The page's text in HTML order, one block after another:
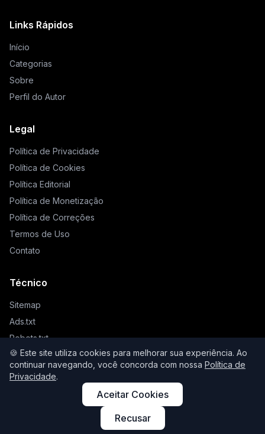
🍪 Este site utiliza cookies para melhorar sua experiência. Ao
continuar navegando, você concorda com nossa Política de
Privacidade.
Aceitar Cookies
Recusar
Links Rápidos
Início
Categorias
Sobre
Perfil do Autor
Legal
Política de Privacidade
Política de Cookies
Política Editorial
Política de Monetização
Política de Correções
Termos de Uso
Contato
Técnico
Sitemap
Ads.txt
Robots.txt
Llms.txt
© 2026 Higienista. Todos os direitos reservados.